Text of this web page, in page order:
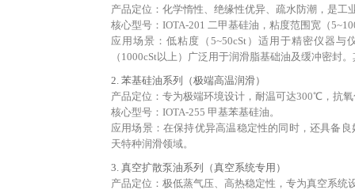
产品定位：化学惰性、绝缘性优异、疏水防潮，是工
核心型号：IOTA-201 二甲基硅油，粘度范围宽（
应用场景：低粘度（5~50cSt）适用于精密仪器与
（1000cSt以上）广泛用于润滑脂基础油及缓冲密封
2. 苯基硅油系列（极端高温润滑）
产品定位：专为极端环境设计，耐温可达300℃，抗
核心型号：IOTA-255 甲基苯基硅油。
应用场景：在保持优异高温稳定性的同时，还具备
天特种润滑领域。
3. 真空扩散泵油系列（真空系统专用）
产品定位：极低蒸气压、高热稳定性，专为真空系统